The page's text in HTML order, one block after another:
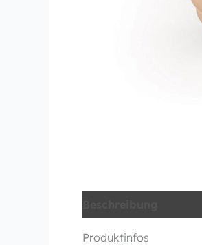
Produktinfos